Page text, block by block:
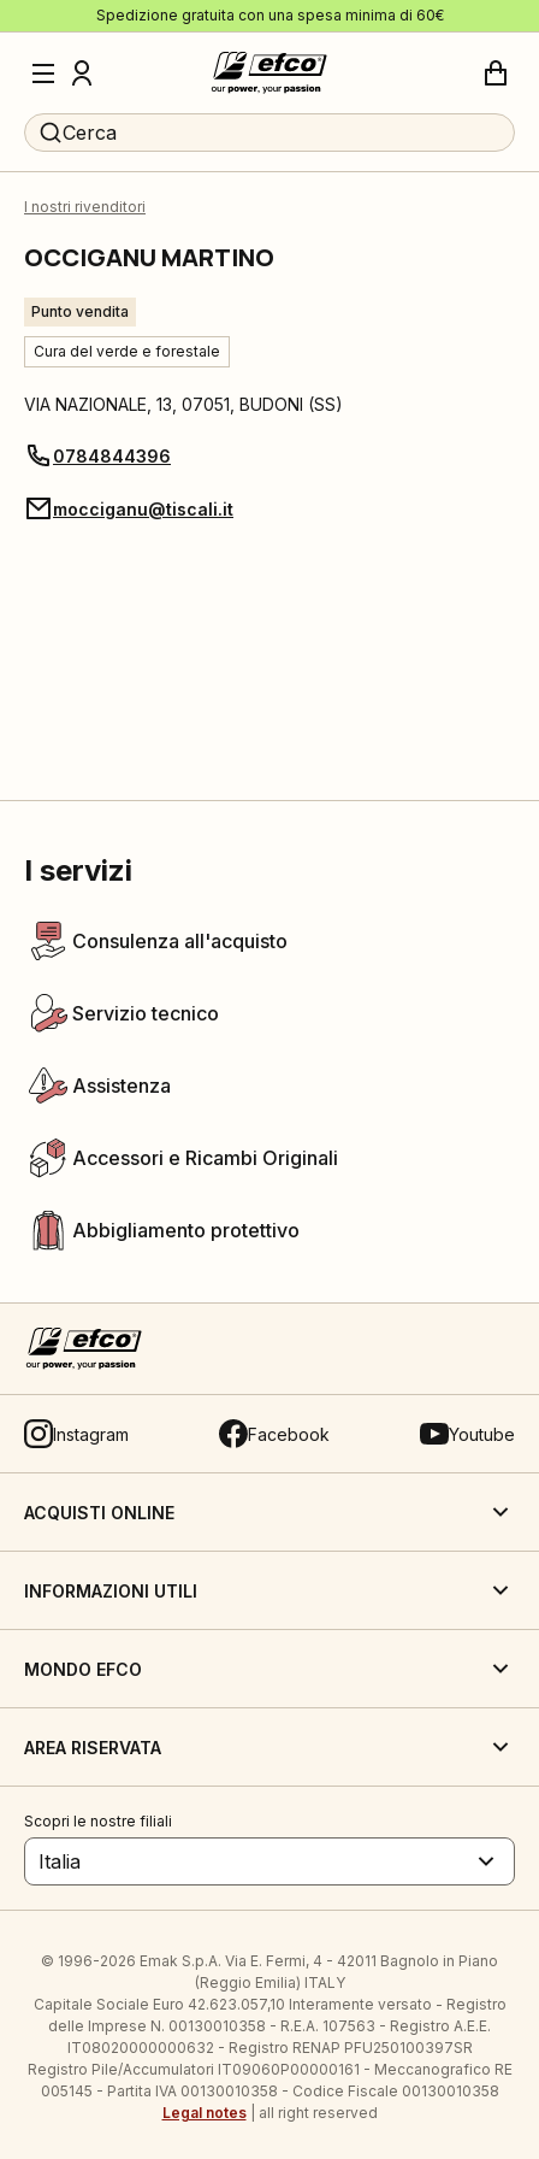
Spedizione gratuita con una spesa minima di 60€
Cerca
I nostri rivenditori
OCCIGANU MARTINO
Punto vendita
Cura del verde e forestale
VIA NAZIONALE, 13 07051 BUDONI (SS)
0784844396
mocciganu@tiscali.it
I servizi
Consulenza all'acquisto
Servizio tecnico
Assistenza
Accessori e Ricambi Originali
Abbigliamento protettivo
Instagram Facebook Youtube
ACQUISTI ONLINE
INFORMAZIONI UTILI
MONDO EFCO
AREA RISERVATA
Scopri le nostre filiali
Italia
© 1996-2026 Emak S.p.A. Via E. Fermi, 4 - 42011 Bagnolo in Piano
(Reggio Emilia) ITALY
Capitale Sociale Euro 42.623.057,10 Interamente versato - Registro
delle Imprese N. 00130010358 - R.E.A. 107563 - Registro A.E.E.
IT08020000000632 - Registro RENAP PFU250100397SR
Registro Pile/Accumulatori IT09060P00000161 - Meccanografico RE
005145 - Partita IVA 00130010358 - Codice Fiscale 00130010358
Legal notes| all right reserved